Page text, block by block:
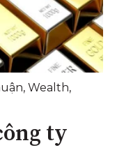
, Wealth,
ty